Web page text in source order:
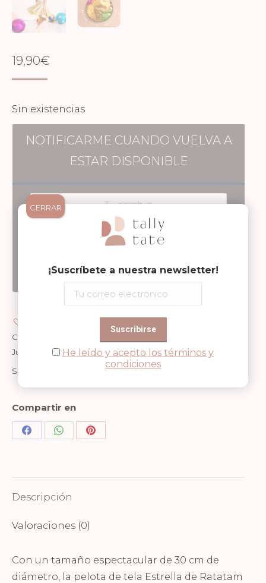
19,90€
Sin existencias
NOTIFICARME CUANDO VUELVA A
ESTAR DISPONIBLE
Notificarme
Añadir a Wishlist
Categorías:
Juguetes
Niñas,Niños ,Pelotas,Ratatam
SKU:
Compartir en
Share Share Share
Descripción
Valoraciones (0)
Con un tamaño espectacular de 30 cm de
diámetro, la pelota de tela Estrella de Ratatam
¡Suscríbete a nuestra newsletter!
He leído y acepto los términos y
condiciones
CERRAR